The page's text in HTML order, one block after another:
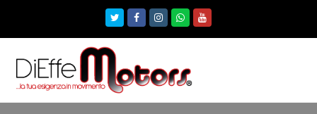
TwitterFacebookInstagram
Whatsapp
Youtube